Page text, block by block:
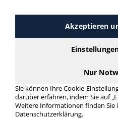
Häufig
A4
A5
Akzeptieren
Nur
Sie können Ihre Cookie-
darüber erfahren, indem Sie auf
Weitere Informationen finden Sie
Datenschutzerklärung.